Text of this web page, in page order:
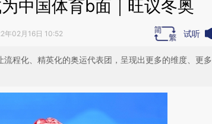
中国体育b面｜旺议冬奥
年02月16日 10:52 试听
程化、精英化的奥运代表团，呈现出更多的维度、更多